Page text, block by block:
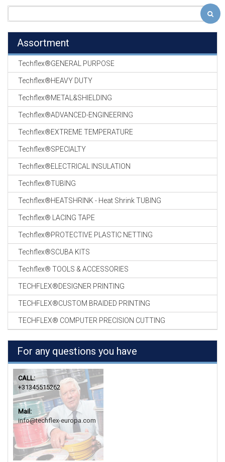
Assortment
Techflex®GENERAL PURPOSE
Techflex®HEAVY DUTY
Techflex®METAL&SHIELDING
Techflex®ADVANCED-ENGINEERING
Techflex®EXTREME TEMPERATURE
Techflex®SPECIALTY
Techflex®ELECTRICAL INSULATION
Techflex®TUBING
Techflex®HEATSHRINK - Heat Shrink TUBING
Techflex® LACING TAPE
Techflex®PROTECTIVE PLASTIC NETTING
Techflex®SCUBA KITS
Techflex® TOOLS & ACCESSORIES
TECHFLEX®DESIGNER PRINTING
TECHFLEX®CUSTOM BRAIDED PRINTING
TECHFLEX® COMPUTER PRECISION CUTTING
For any questions you have
CALL:
+31345515262
Mail:
info@techflex-europa.com